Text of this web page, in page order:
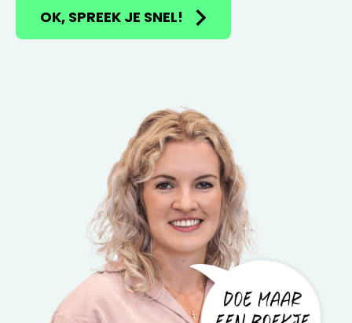
OK, SPREEK JE SNEL!